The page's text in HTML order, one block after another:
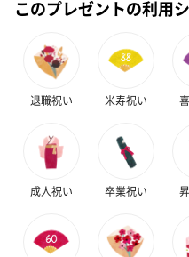
（ブルー）（748円）
（
ハンドタオル・ハンカチ
このプレゼントの利用
退職祝い 米寿祝い
成人祝い 卒業祝い